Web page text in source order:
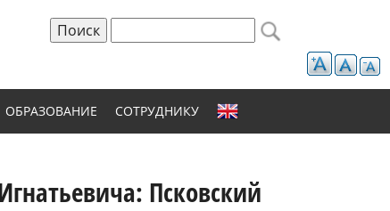
Форма поиска
ОБРАЗОВАНИЕ СОТРУДНИКУ
Псковский